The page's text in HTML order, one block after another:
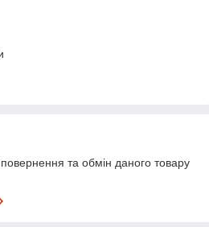
та обмін даного товару